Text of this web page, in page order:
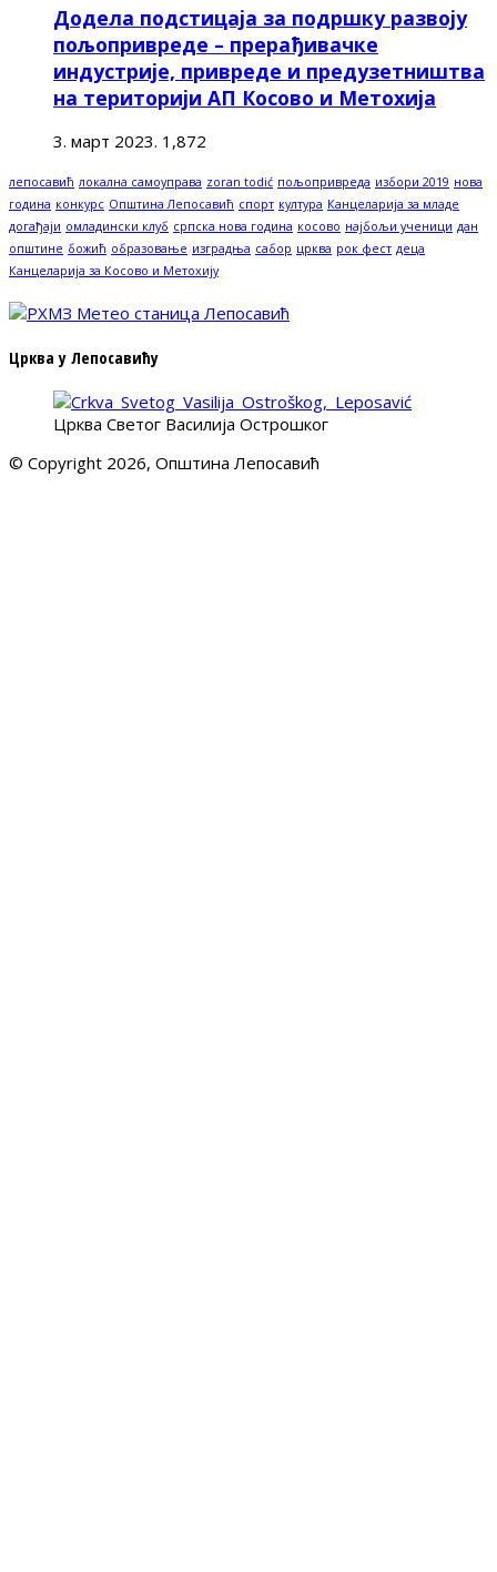
Додела подстицаја за подршку развоју
пољопривреде – прерађивачке
индустрије, привреде и предузетништва
на територији АП Косово и Метохија
3. март 2023. 1,872
лепосавић локална самоуправа zoran todić пољопривреда избори 2019 нова
година конкурс Општина Лепосавић спорт култура Канцеларија за младе
догађаји омладински клуб српска нова година косово најбољи ученици дан
општине божић образовање изградња сабор црква рок фест деца
Канцеларија за Косово и Метохију
Црква у Лепосавићу
Црква Светог Василија Острошког
© Copyright 2026, Општина Лепосавић